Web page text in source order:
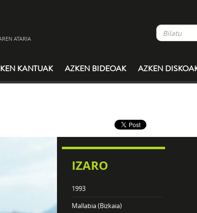
ATARIA
KANTUAK AZKEN BIDEOAK AZKEN
IZARO
1993
Mallabia (Bizkaia)